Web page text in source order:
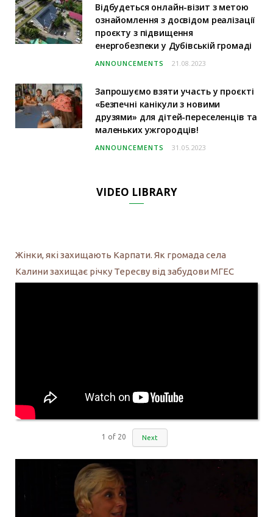
Відбудеться онлайн-візит з метою
ознайомлення з досвідом реалізації
проєкту з підвищення
енергобезпеки у Дубівській громаді
ANNOUNCEMENTS 21.08.2023
Запрошуємо взяти участь у проєкті
«Безпечні канікули з новими
друзями» для дітей-переселенців та
маленьких ужгородців!
ANNOUNCEMENTS 31.05.2023
VIDEO LIBRARY
Жінки, які захищають Карпати. Як громада села
Калини захищає річку Тересву від забудови МГЕС
1 of 20 Next